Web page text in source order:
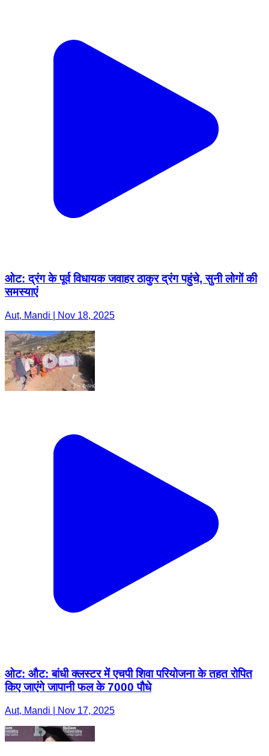
ओट: द्रंग के पूर्व विधायक जवाहर ठाकुर द्रंग पहुंचे, सुनी लोगों की
समस्याएं
Aut, Mandi | Nov 18, 2025
ओट: औट: बांधी क्लस्टर में एचपी शिवा परियोजना के तहत रोपित
किए जाएंगे जापानी फल के 7000 पौधे
Aut, Mandi | Nov 17, 2025